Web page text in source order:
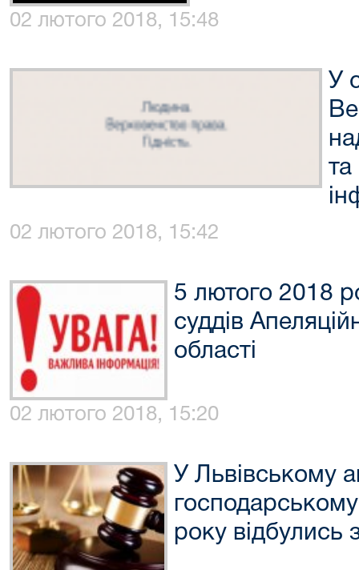
02 лютого 2018, 15:48
У
та
02 лютого 2018, 15:42
5 лютого 2018
суддів
області
02 лютого 2018, 15:20
У Львівському
року відбулись